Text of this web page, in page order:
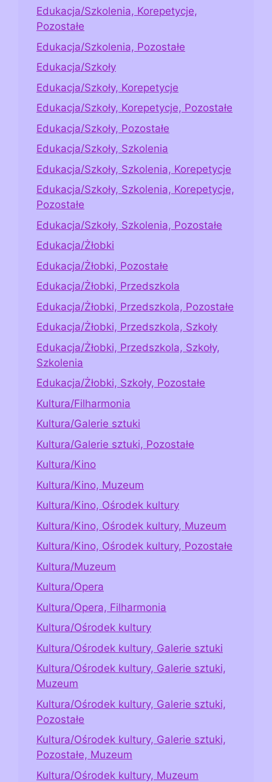
Edukacja/Szkolenia, Korepetycje,
Pozostałe
Edukacja/Szkolenia, Pozostałe
Edukacja/Szkoły
Edukacja/Szkoły, Korepetycje
Edukacja/Szkoły, Korepetycje, Pozostałe
Edukacja/Szkoły, Pozostałe
Edukacja/Szkoły, Szkolenia
Edukacja/Szkoły, Szkolenia, Korepetycje
Edukacja/Szkoły, Szkolenia, Korepetycje,
Pozostałe
Edukacja/Szkoły, Szkolenia, Pozostałe
Edukacja/Żłobki
Edukacja/Żłobki, Pozostałe
Edukacja/Żłobki, Przedszkola
Edukacja/Żłobki, Przedszkola, Pozostałe
Edukacja/Żłobki, Przedszkola, Szkoły
Edukacja/Żłobki, Przedszkola, Szkoły,
Szkolenia
Edukacja/Żłobki, Szkoły, Pozostałe
Kultura/Filharmonia
Kultura/Galerie sztuki
Kultura/Galerie sztuki, Pozostałe
Kultura/Kino
Kultura/Kino, Muzeum
Kultura/Kino, Ośrodek kultury
Kultura/Kino, Ośrodek kultury, Muzeum
Kultura/Kino, Ośrodek kultury, Pozostałe
Kultura/Muzeum
Kultura/Opera
Kultura/Opera, Filharmonia
Kultura/Ośrodek kultury
Kultura/Ośrodek kultury, Galerie sztuki
Kultura/Ośrodek kultury, Galerie sztuki,
Muzeum
Kultura/Ośrodek kultury, Galerie sztuki,
Pozostałe
Kultura/Ośrodek kultury, Galerie sztuki,
Pozostałe, Muzeum
Kultura/Ośrodek kultury, Muzeum